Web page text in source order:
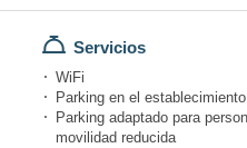
Servicios
WiFi
Parking en el establecimiento
Parking adaptado para
movilidad reducida